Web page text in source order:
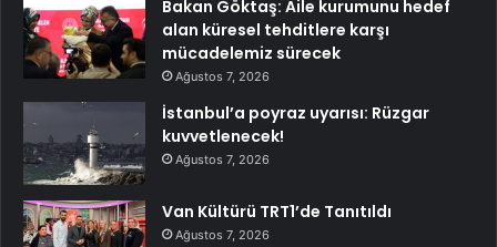
Bakan Göktaş: Aile kurumunu hedef
alan küresel tehditlere karşı
mücadelemiz sürecek
Ağustos 7, 2026
İstanbul’a poyraz uyarısı: Rüzgar
kuvvetlenecek!
Ağustos 7, 2026
Van Kültürü TRT1’de Tanıtıldı
Ağustos 7, 2026